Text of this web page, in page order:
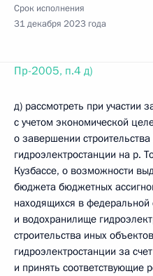
Срок исполнения
31 декабря 2023 года
Пр-2005, п.4 д)
д) рассмотреть при участии
с учетом экономической
о завершении
гидроэлектростанции на р.
Кузбассе, о возможности
бюджета бюджетных
находящихся в федеральной
и водохранилище
строительства иных
гидроэлектростанции за
и принять соответствующие